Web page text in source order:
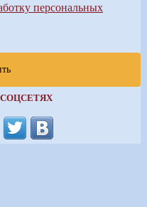
персональных